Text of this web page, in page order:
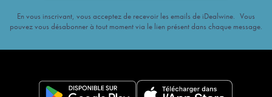
En vous inscrivant, vous acceptez de recevoir les emails de iDealwine. Vous
pouvez vous désabonner à tout moment via le lien présent dans chaque message.